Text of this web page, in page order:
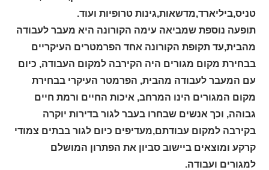
טניס,ביליארד,מדשאות,גינות טרופיות ועוד.
תופעה נוספת שמביאה עימה הקורונה היא מעבר לעבודה
מהבית,עד תקופת הקורונה אחד הפרמטרים העיקריים
בבחירת מקום מגורים היה הקירבה למקום העבודה, כיום
עם המעבר לעבודה מהבית, הפרמטר העיקרי בבחירת
מקום המגורים הינו המרחב, איכות החיים ורמת חיים
גבוהה, וכך אנשים שבחרו בעבר לגור בדירות יוקרה
בקירבה למקום עבודתם,מעדיפים כיום לגור בבתים צמודי
קרקע ומוצאים ביישוב סביון את הפתרון המושלם
למגורים ועבודה.